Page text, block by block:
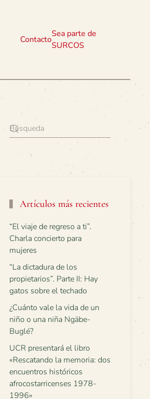
Contacto
Sea parte de
SURCOS
Artículos más recientes
“El viaje de regreso a ti”.
Charla concierto para
mujeres
“La dictadura de los
propietarios”. Parte II: Hay
gatos sobre el techado
¿Cuánto vale la vida de un
niño o una niña Ngäbe-
Buglé?
UCR presentará el libro
«Rescatando la memoria: dos
encuentros históricos
afrocostarricenses 1978-
1996»